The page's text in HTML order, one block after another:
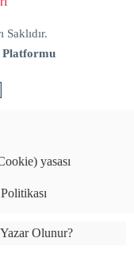
Platformu
yasası
Olunur?